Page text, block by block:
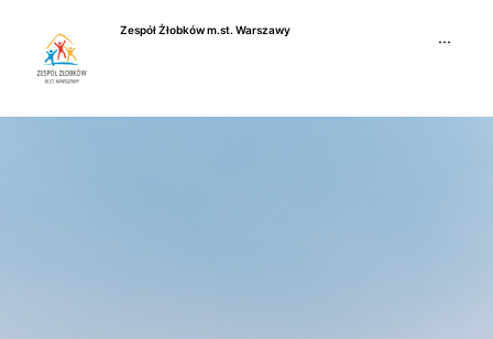
Zespół Żłobków m.st. Warszawy
···